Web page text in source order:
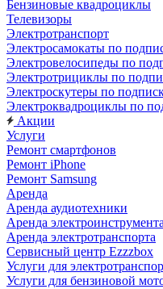
Бензиновые квадроциклы
Телевизоры
Электротранспорт
Электросамокаты по
Электровелосипеды по
Электротрициклы по
Электроскутеры по
Электроквадроциклы по
Акции
Услуги
Ремонт смартфонов
Ремонт iPhone
Ремонт Samsung
Аренда
Аренда аудиотехники
Аренда электроинструмента
Аренда электротранспорта
Сервисный центр Ezzzbox
Услуги для
Услуги для бензиновой